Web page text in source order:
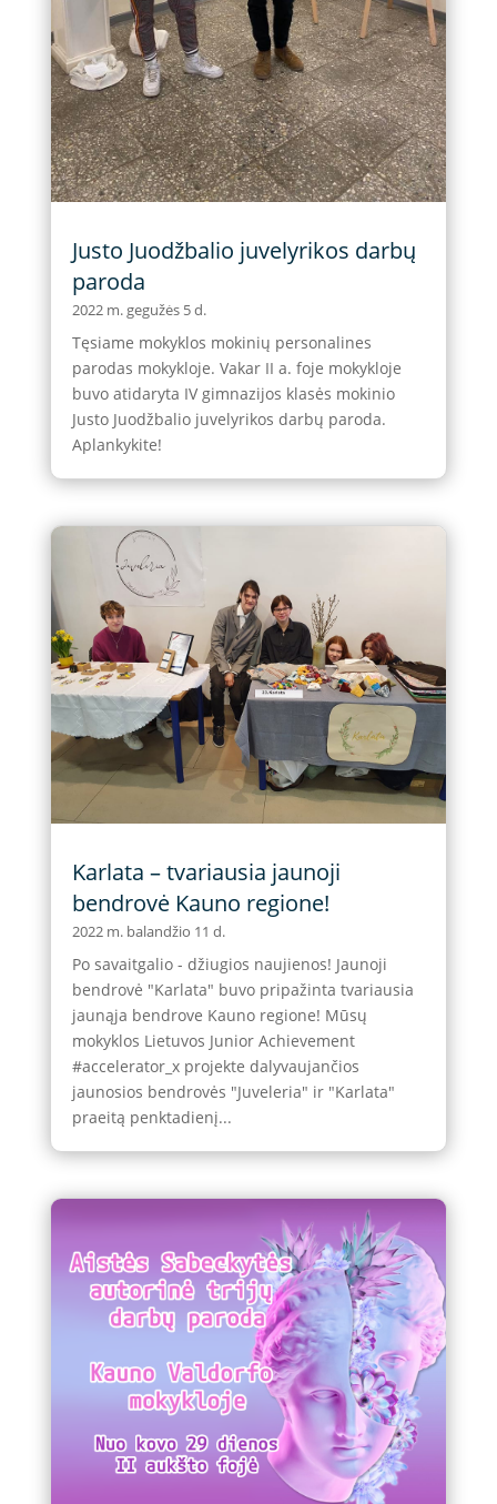
Justo Juodžbalio juvelyrikos darbų
paroda
2022 m. gegužės 5 d.
Tęsiame mokyklos mokinių personalines
parodas mokykloje. Vakar II a. foje mokykloje
buvo atidaryta IV gimnazijos klasės mokinio
Justo Juodžbalio juvelyrikos darbų paroda.
Aplankykite!
Karlata – tvariausia jaunoji
bendrovė Kauno regione!
2022 m. balandžio 11 d.
Po savaitgalio - džiugios naujienos! Jaunoji
bendrovė "Karlata" buvo pripažinta tvariausia
jaunąja bendrove Kauno regione! Mūsų
mokyklos Lietuvos Junior Achievement
#accelerator_x projekte dalyvaujančios
jaunosios bendrovės "Juveleria" ir "Karlata"
praeitą penktadienį...